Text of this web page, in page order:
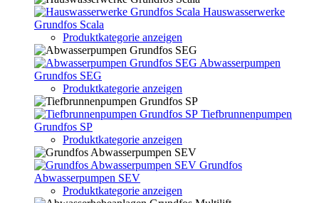
Hauswasserwerke
Grundfos Scala
Produktkategorie anzeigen
Abwasserpumpen
Grundfos SEG
Produktkategorie anzeigen
Tiefbrunnenpumpen
Grundfos SP
Produktkategorie anzeigen
Grundfos
Abwasserpumpen SEV
Produktkategorie anzeigen